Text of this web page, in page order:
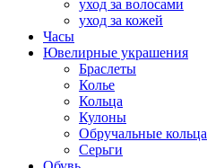
уход за волосами
уход за кожей
Часы
Ювелирные украшения
Браслеты
Колье
Кольца
Кулоны
Обручальные кольца
Серьги